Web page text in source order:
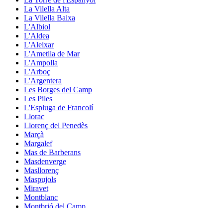
La Vilella Alta
La Vilella Baixa
L'Albiol
L'Aldea
L'Aleixar
L'Ametlla de Mar
L'Ampolla
L'Arboç
L'Argentera
Les Borges del Camp
Les Piles
L'Espluga de Francolí
Llorac
Llorenç del Penedès
Marçà
Margalef
Mas de Barberans
Masdenverge
Masllorenç
Maspujols
Miravet
Montblanc
Montbrió del Camp